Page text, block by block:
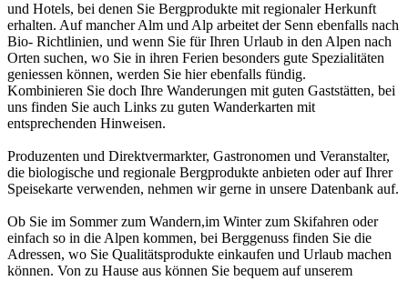
und Hotels, bei denen Sie Bergprodukte mit regionaler Herkunft
erhalten. Auf mancher Alm und Alp arbeitet der Senn ebenfalls nach
Bio- Richtlinien, und wenn Sie für Ihren Urlaub in den Alpen nach
Orten suchen, wo Sie in ihren Ferien besonders gute Spezialitäten
geniessen können, werden Sie hier ebenfalls fündig.
Kombinieren Sie doch Ihre Wanderungen mit guten Gaststätten, bei
uns finden Sie auch Links zu guten Wanderkarten mit
entsprechenden Hinweisen.
Produzenten und Direktvermarkter, Gastronomen und Veranstalter,
die biologische und regionale Bergprodukte anbieten oder auf Ihrer
Speisekarte verwenden, nehmen wir gerne in unsere Datenbank auf.
Ob Sie im Sommer zum Wandern,im Winter zum Skifahren oder
einfach so in die Alpen kommen, bei Berggenuss finden Sie die
Adressen, wo Sie Qualitätsprodukte einkaufen und Urlaub machen
können. Von zu Hause aus können Sie bequem auf unserem